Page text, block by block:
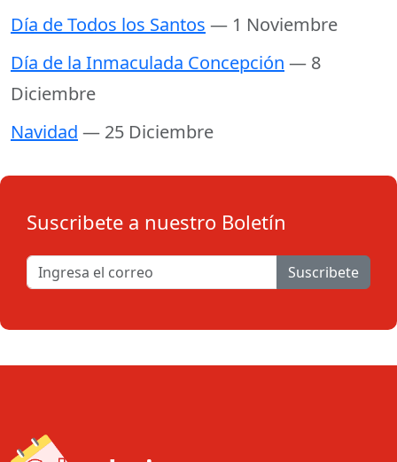
Día de Todos los Santos — 1 Noviembre
Día de la Inmaculada Concepción — 8
Diciembre
Navidad — 25 Diciembre
Suscribete a nuestro Boletín
Suscribete